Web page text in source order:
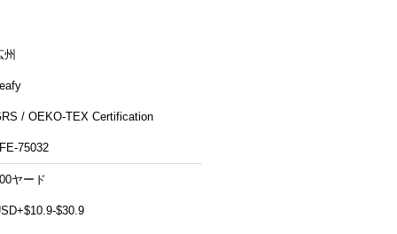
州
/ OEKO-TEX Certification
75032
ヤード
$30.9